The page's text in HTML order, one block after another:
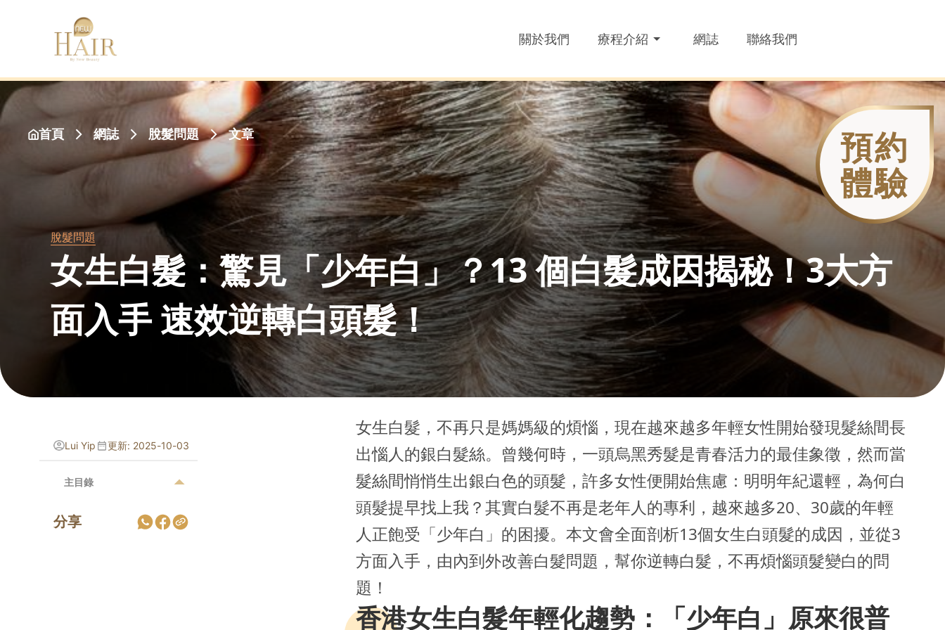
關於我們 療程介紹 網誌 聯絡我們
預約
體驗
首頁 網誌 脫髮問題 文章
脫髮問題
女生白髮：驚見「少年白」？13 個白髮成因揭秘！3大方
面入手 速效逆轉白頭髮！
Lui Yip 更新: 2025-10-03
主目錄
分享
女生白髮，不再只是媽媽級的煩惱，現在越來越多年輕女性開始發現髮絲間長
出惱人的銀白髮絲。曾幾何時，一頭烏黑秀髮是青春活力的最佳象徵，然而當
髮絲間悄悄生出銀白色的頭髮，許多女性便開始焦慮：明明年紀還輕，為何白
頭髮提早找上我？其實白髮不再是老年人的專利，越來越多20、30歲的年輕
人正飽受「少年白」的困擾。本文會全面剖析13個女生白頭髮的成因，並從3
方面入手，由內到外改善白髮問題，幫你逆轉白髮，不再煩惱頭髮變白的問
題！
香港女生白髮年輕化趨勢：「少年白」原來很普